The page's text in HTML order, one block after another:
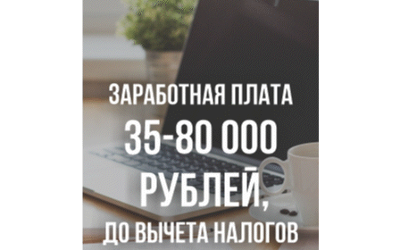
В Новосибирске осудили внука за продажу дедова ружья
псевдо-мигранту
В Новосибирске по КРТ сдали первую очередь
миниполиса «Фора»
О пустырях в центре Новосибирска из-за лимита
площади КРТ предупредили эксперты